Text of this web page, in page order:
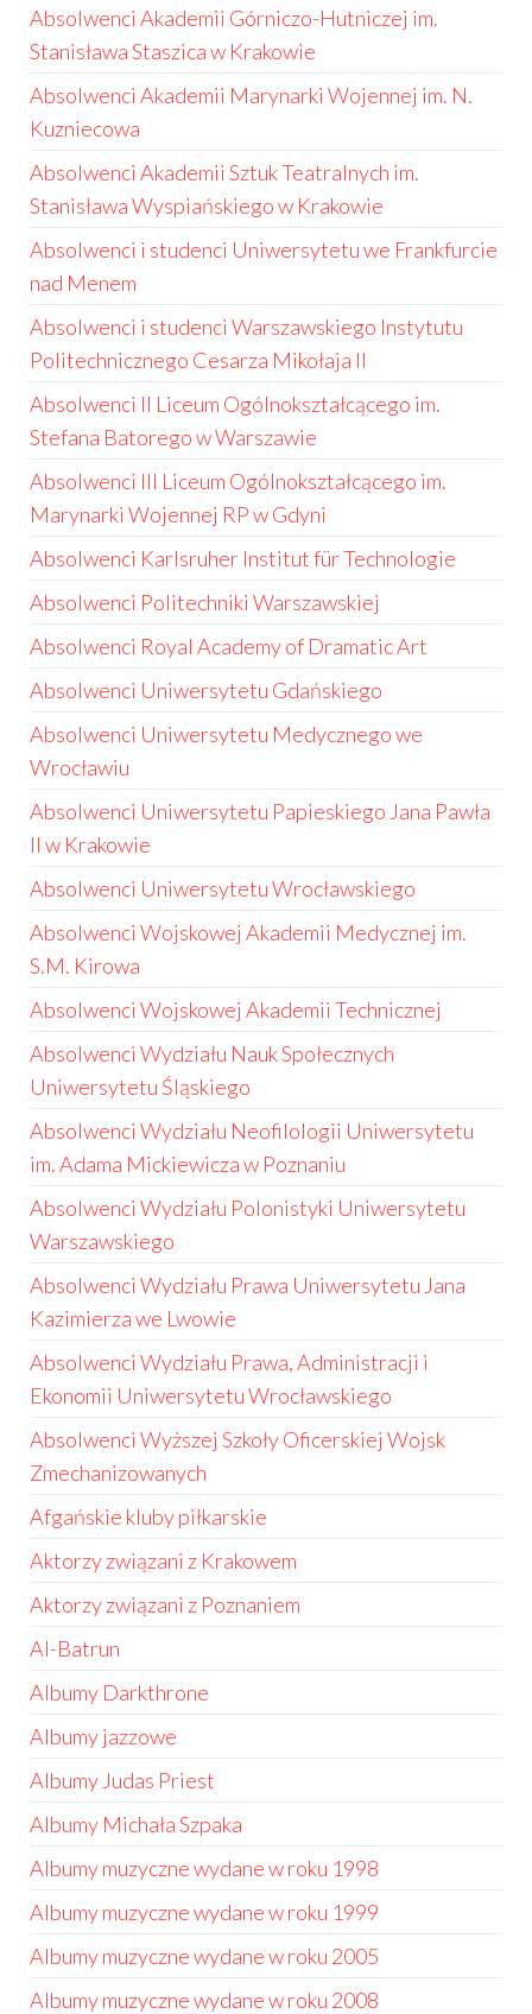
Absolwenci Akademii Górniczo-Hutniczej im.
Stanisława Staszica w Krakowie
Absolwenci Akademii Marynarki Wojennej im. N.
Kuzniecowa
Absolwenci Akademii Sztuk Teatralnych im.
Stanisława Wyspiańskiego w Krakowie
Absolwenci i studenci Uniwersytetu we Frankfurcie
nad Menem
Absolwenci i studenci Warszawskiego Instytutu
Politechnicznego Cesarza Mikołaja II
Absolwenci II Liceum Ogólnokształcącego im.
Stefana Batorego w Warszawie
Absolwenci III Liceum Ogólnokształcącego im.
Marynarki Wojennej RP w Gdyni
Absolwenci Karlsruher Institut für Technologie
Absolwenci Politechniki Warszawskiej
Absolwenci Royal Academy of Dramatic Art
Absolwenci Uniwersytetu Gdańskiego
Absolwenci Uniwersytetu Medycznego we
Wrocławiu
Absolwenci Uniwersytetu Papieskiego Jana Pawła
II w Krakowie
Absolwenci Uniwersytetu Wrocławskiego
Absolwenci Wojskowej Akademii Medycznej im.
S.M. Kirowa
Absolwenci Wojskowej Akademii Technicznej
Absolwenci Wydziału Nauk Społecznych
Uniwersytetu Śląskiego
Absolwenci Wydziału Neofilologii Uniwersytetu
im. Adama Mickiewicza w Poznaniu
Absolwenci Wydziału Polonistyki Uniwersytetu
Warszawskiego
Absolwenci Wydziału Prawa Uniwersytetu Jana
Kazimierza we Lwowie
Absolwenci Wydziału Prawa, Administracji i
Ekonomii Uniwersytetu Wrocławskiego
Absolwenci Wyższej Szkoły Oficerskiej Wojsk
Zmechanizowanych
Afgańskie kluby piłkarskie
Aktorzy związani z Krakowem
Aktorzy związani z Poznaniem
Al-Batrun
Albumy Darkthrone
Albumy jazzowe
Albumy Judas Priest
Albumy Michała Szpaka
Albumy muzyczne wydane w roku 1998
Albumy muzyczne wydane w roku 1999
Albumy muzyczne wydane w roku 2005
Albumy muzyczne wydane w roku 2008